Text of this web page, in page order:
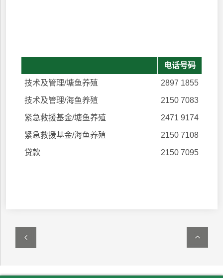
电话号码
技术及管理/塘鱼养殖 2897 1855
技术及管理/海鱼养殖 2150 7083
紧急救援基金/塘鱼养殖 2471 9174
紧急救援基金/海鱼养殖 2150 7108
贷款 2150 7095